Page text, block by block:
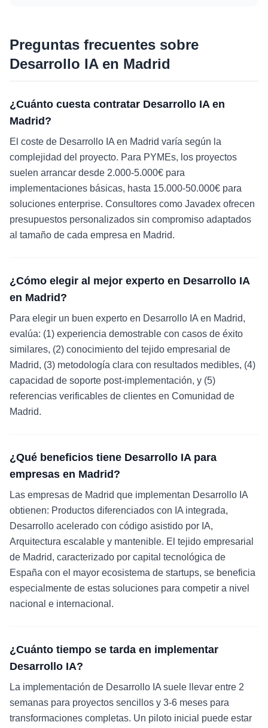
Preguntas frecuentes sobre
Desarrollo IAen Madrid
¿Cuánto cuesta contratar Desarrollo IA en
Madrid?
El coste de Desarrollo IA en Madrid varía según la
complejidad del proyecto. Para PYMEs, los proyectos
suelen arrancar desde 2.000-5.000€ para
implementaciones básicas, hasta 15.000-50.000€ para
soluciones enterprise. Consultores como Javadex ofrecen
presupuestos personalizados sin compromiso adaptados
al tamaño de cada empresa en Madrid.
¿Cómo elegir al mejor experto en Desarrollo IA
en Madrid?
Para elegir un buen experto en Desarrollo IA en Madrid,
evalúa: (1) experiencia demostrable con casos de éxito
similares, (2) conocimiento del tejido empresarial de
Madrid, (3) metodología clara con resultados medibles, (4)
capacidad de soporte post-implementación, y (5)
referencias verificables de clientes en Comunidad de
Madrid.
¿Qué beneficios tiene Desarrollo IA para
empresas en Madrid?
Las empresas de Madrid que implementan Desarrollo IA
obtienen: Productos diferenciados con IA integrada,
Desarrollo acelerado con código asistido por IA,
Arquitectura escalable y mantenible. El tejido empresarial
de Madrid, caracterizado por capital tecnológica de
España con el mayor ecosistema de startups, se beneficia
especialmente de estas soluciones para competir a nivel
nacional e internacional.
¿Cuánto tiempo se tarda en implementar
Desarrollo IA?
La implementación de Desarrollo IA suele llevar entre 2
semanas para proyectos sencillos y 3-6 meses para
transformaciones completas. Un piloto inicial puede estar